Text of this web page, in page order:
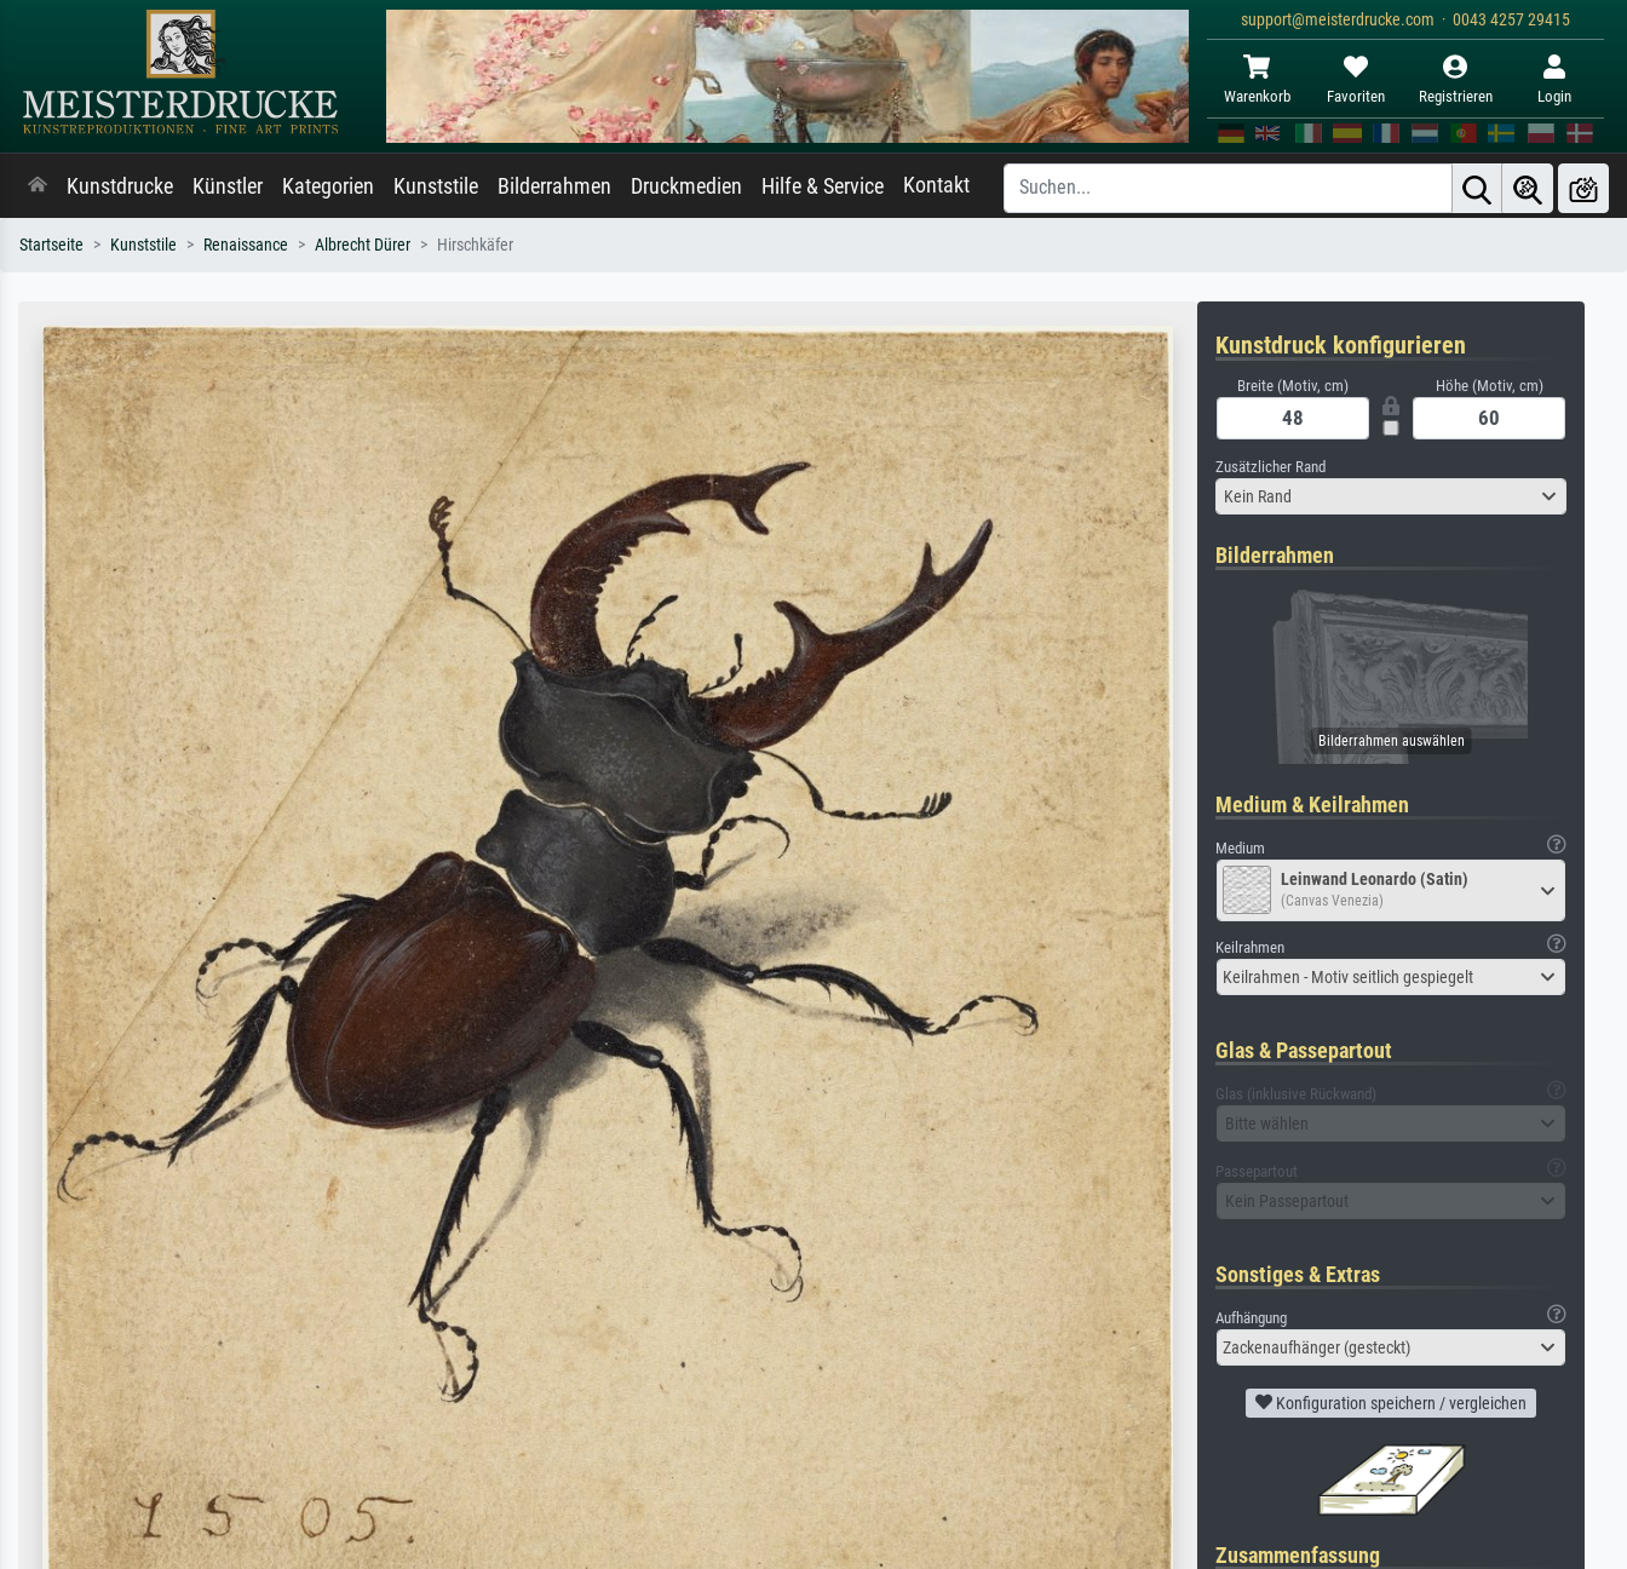
support@meisterdrucke.com · 0043 4257 29415
Warenkorb Favoriten Registrieren Login
Kunstdrucke Künstler Kategorien Kunststile Bilderrahmen Druckmedien Hilfe & Service Kontakt
Startseite Kunststile Renaissance Albrecht Dürer Hirschkäfer
Kunstdruck konfigurieren
Breite (Motiv, cm) Höhe (Motiv, cm)
Zusätzlicher Rand
Kein Rand
Bilderrahmen
Medium & Keilrahmen
Medium
Leinwand Leonardo (Satin)
(Canvas Venezia)
Keilrahmen
Keilrahmen - Motiv seitlich gespiegelt
Glas & Passepartout
Glas (inklusive Rückwand)
Bitte wählen
Passepartout
Kein Passepartout
Sonstiges & Extras
Aufhängung
Zackenaufhänger (gesteckt)
Konfiguration speichern / vergleichen
Zusammenfassung